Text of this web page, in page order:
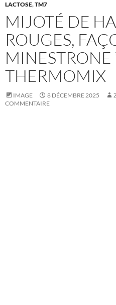
LACTOSE,TM7
MIJOTÉ DE
ROUGES,
MINESTRONE
THERMOMIX
IMAGE 8 DÉCEMBRE 2025
COMMENTAIRE